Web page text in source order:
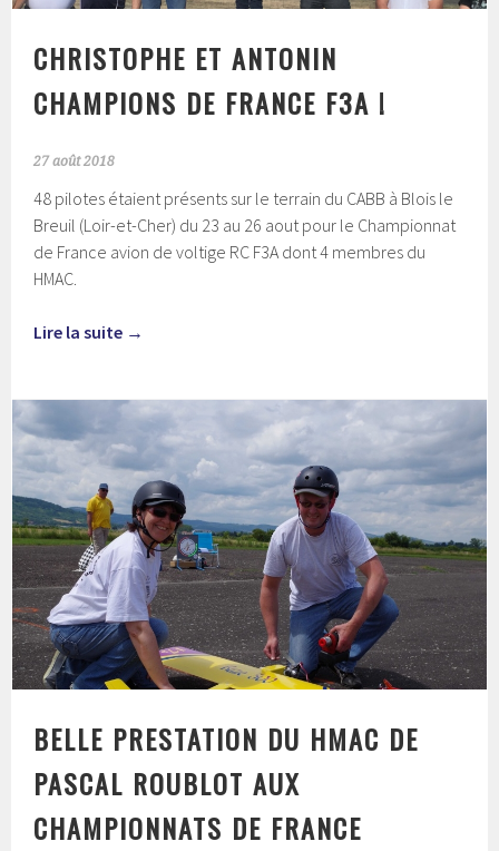
CHRISTOPHE ET ANTONIN
CHAMPIONS DE FRANCE F3A !
27 août 2018
48 pilotes étaient présents sur le terrain du CABB à Blois le
Breuil (Loir-et-Cher) du 23 au 26 aout pour le Championnat
de France avion de voltige RC F3A dont 4 membres du
HMAC.
Lire la suite →
BELLE PRESTATION DU HMAC DE
PASCAL ROUBLOT AUX
CHAMPIONNATS DE FRANCE